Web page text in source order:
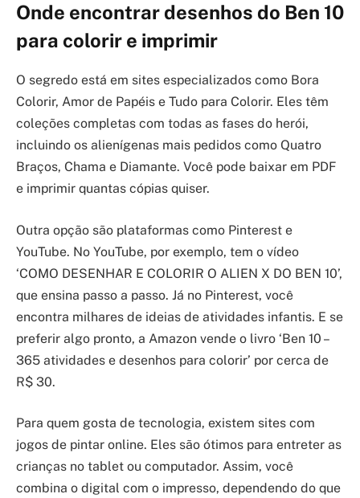
Onde encontrar desenhos do Ben 10
para colorir e imprimir
O segredo está em sites especializados como Bora
Colorir, Amor de Papéis e Tudo para Colorir. Eles têm
coleções completas com todas as fases do herói,
incluindo os alienígenas mais pedidos como Quatro
Braços, Chama e Diamante. Você pode baixar em PDF
e imprimir quantas cópias quiser.
Outra opção são plataformas como Pinterest e
YouTube. No YouTube, por exemplo, tem o vídeo
‘COMO DESENHAR E COLORIR O ALIEN X DO BEN 10’,
que ensina passo a passo. Já no Pinterest, você
encontra milhares de ideias de atividades infantis. E se
preferir algo pronto, a Amazon vende o livro ‘Ben 10 –
365 atividades e desenhos para colorir’ por cerca de
R$ 30.
Para quem gosta de tecnologia, existem sites com
jogos de pintar online. Eles são ótimos para entreter as
crianças no tablet ou computador. Assim, você
combina o digital com o impresso, dependendo do que